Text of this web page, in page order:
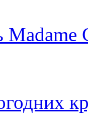
Madame